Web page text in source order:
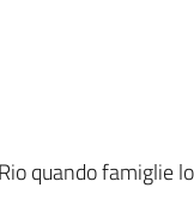
quando famiglie